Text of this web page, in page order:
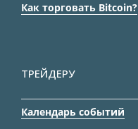
Как торговать Bitcoin?
ТРЕЙДЕРУ
Календарь событий